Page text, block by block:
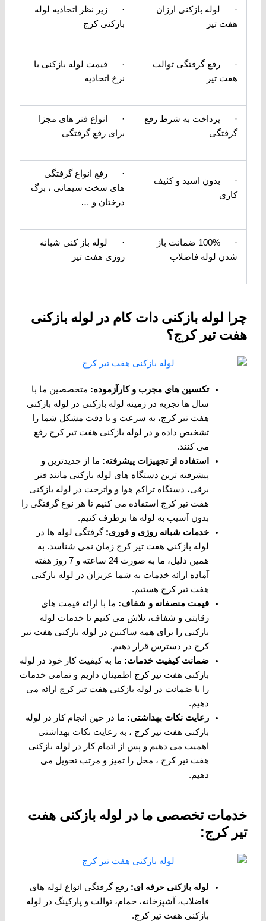
· لوله بازکنی ارزان
هفت تیر
· زیر نظر اتحادیه لوله
بازکنی کرج
· رفع گرفتگی توالت
هفت تیر
· قیمت لوله بازکنی با
نرخ اتحادیه
· پرداخت به شرط رفع
گرفتگی
· انواع فنر های مجزا
برای رفع گرفتگی
· بدون اسید و کثیف
کاری
· رفع انواع گرفتگی
های سخت سیمانی ، برگ
درختان و …
· 100% ضمانت باز
شدن لوله فاضلاب
· لوله باز کنی شبانه
روزی هفت تیر
چرا لوله بازکنی دات کام در لوله بازکنی
هفت تیر کرج؟
تکنسین های مجرب و کارآزموده: متخصصین ما با
سال ها تجربه در زمینه لوله بازکنی در لوله بازکنی
هفت تیر کرج، به سرعت و با دقت مشکل شما را
تشخیص داده و در لوله بازکنی هفت تیر کرج رفع
می کنند.
استفاده از تجهیزات پیشرفته: ما از جدیدترین و
پیشرفته ترین دستگاه های لوله بازکنی مانند فنر
برقی، دستگاه تراکم هوا و واترجت در لوله بازکنی
هفت تیر کرج استفاده می کنیم تا هر نوع گرفتگی را
بدون آسیب به لوله ها برطرف کنیم.
خدمات شبانه روزی و فوری: گرفتگی لوله ها در
لوله بازکنی هفت تیر کرج زمان نمی شناسد. به
همین دلیل، ما به صورت 24 ساعته و 7 روز هفته
آماده ارائه خدمات به شما عزیزان در لوله بازکنی
هفت تیر کرج هستیم.
قیمت منصفانه و شفاف: ما با ارائه قیمت های
رقابتی و شفاف، تلاش می کنیم تا خدمات لوله
بازکنی را برای همه ساکنین در لوله بازکنی هفت تیر
کرج در دسترس قرار دهیم.
ضمانت کیفیت خدمات: ما به کیفیت کار خود در لوله
بازکنی هفت تیر کرج اطمینان داریم و تمامی خدمات
را با ضمانت در لوله بازکنی هفت تیر کرج ارائه می
دهیم.
رعایت نکات بهداشتی: ما در حین انجام کار در لوله
بازکنی هفت تیر کرج ، به رعایت نکات بهداشتی
اهمیت می دهیم و پس از اتمام کار در لوله بازکنی
هفت تیر کرج ، محل را تمیز و مرتب تحویل می
دهیم.
خدمات تخصصی ما در لوله بازکنی هفت
تیر کرج:
لوله بازکنی حرفه ای: رفع گرفتگی انواع لوله های
فاضلاب، آشپزخانه، حمام، توالت و پارکینگ در لوله
بازکنی هفت تیر کرج.